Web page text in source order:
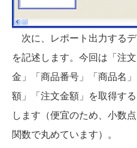
次に、レポート出力する
を記述します。今回は「注
金」「商品番号」「商品名
額」「注文金額」を取得す
します（便宜のため、小数
関数で丸めています）。